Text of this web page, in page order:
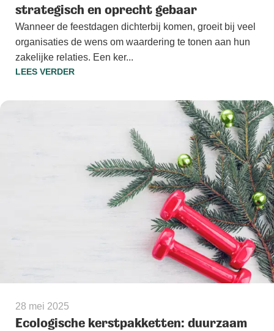
strategisch en oprecht gebaar
Wanneer de feestdagen dichterbij komen, groeit bij veel
organisaties de wens om waardering te tonen aan hun
zakelijke relaties. Een ker...
LEES VERDER
28 mei 2025
Ecologische kerstpakketten: duurzaam